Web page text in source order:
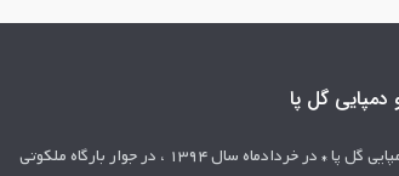
گل پا
گل پا *در خردادماه سال 1394 ، در جوار بارگاه ملکوتی